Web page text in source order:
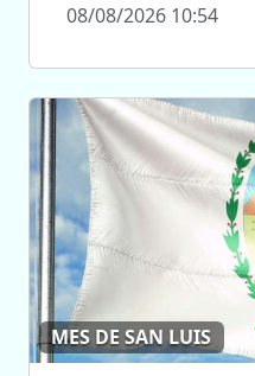
08/08/2026 10:54
MES DE SAN LUIS